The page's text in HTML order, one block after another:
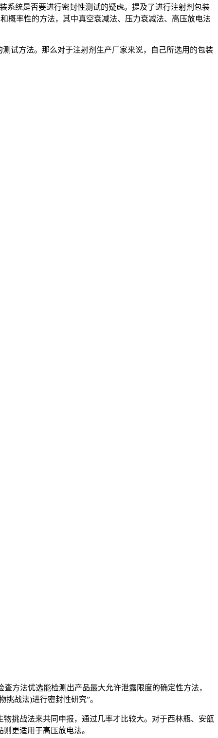
统是否要进行密封性测试的疑虑。提及了进行注射剂包装
概率性的方法，其中真空衰减法、压力衰减法、高压放电法
试方法。那么对于注射剂生产厂家来说，自己所选用的包装
方法优选能检测出产品最大允许泄露限度的确定性方法，
战法)进行密封性研究”。
挑战法来共同申报，通过几率才比较大。对于西林瓶、安瓿
更适用于高压放电法。